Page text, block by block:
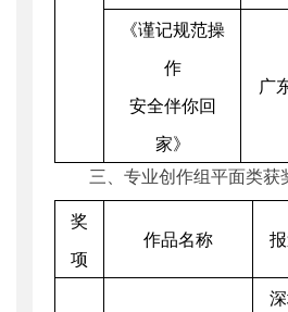
《谨记规范操
作
安全伴你回
家》
广
三、专业创作组平面类获
奖
项
作品名称